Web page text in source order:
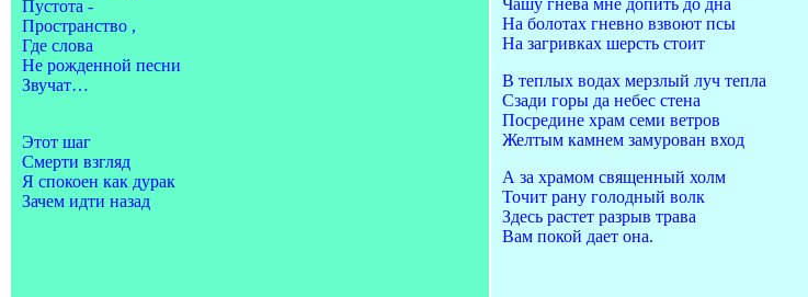
Пустота -
Пространство ,
Где слова
Не рожденной песни
Звучат…
Этот шаг
Смерти взгляд
Я спокоен как дурак
Зачем идти назад
Чашу гнева мне допить до дна
На болотах гневно взвоют псы
На загривках шерсть стоит
В теплых водах мерзлый луч тепла
Сзади горы да небес стена
Посредине храм семи ветров
Желтым камнем замурован вход
А за храмом священный холм
Точит рану голодный волк
Здесь растет разрыв трава
Вам покой дает она.